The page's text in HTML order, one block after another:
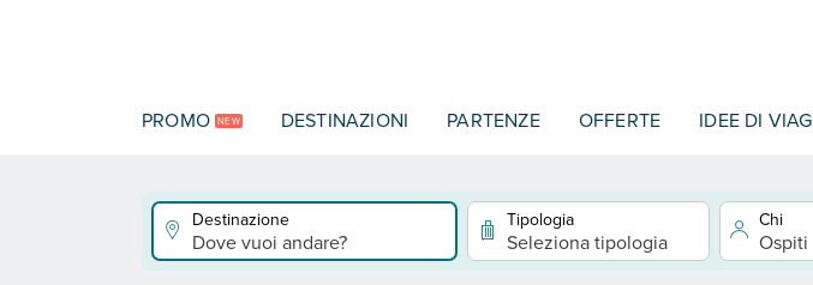
PROMO NEW DESTINAZIONI PARTENZE OFFERTE IDEE DI
Destinazione
Dove vuoi andare?
Tipologia
Seleziona tipologia
Chi
Ospiti